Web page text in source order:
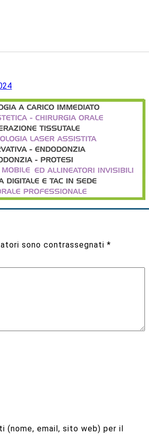
sono contrassegnati*
(nome, email, sito web) per il